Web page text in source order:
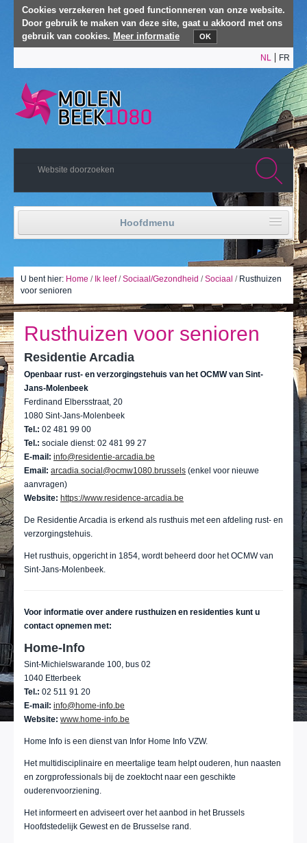
Cookies verzekeren het goed functionneren van onze website.
Door gebruik te maken van deze site, gaat u akkoord met ons
gebruik van cookies. Meer informatie OK
NL FR
Hoofdmenu
Politiek leven
Ik leef
Ik bezoek
Actualiteiten
E-loket / Afspraak maken
Actu
U bent hier: Home / Ik leef /Sociaal/Gezondheid /Sociaal / Rusthuizen
voor senioren
Rusthuizen voor senioren
Residentie Arcadia
Openbaar rust- en verzorgingstehuis van het OCMW van Sint-
Jans-Molenbeek
Ferdinand Elbersstraat, 20
1080 Sint-Jans-Molenbeek
Tel.: 02 481 99 00
Tel.: sociale dienst: 02 481 99 27
E-mail: info@residentie-arcadia.be
Email: arcadia.social@ocmw1080.brussels (enkel voor nieuwe
aanvragen)
Website: https://www.residence-arcadia.be
De Residentie Arcadia is erkend als rusthuis met een afdeling rust- en
verzorgingstehuis.
Het rusthuis, opgericht in 1854, wordt beheerd door het OCMW van
Sint-Jans-Molenbeek.
Voor informatie over andere rusthuizen en residenties kunt u
contact opnemen met:
Home-Info
Sint-Michielswarande 100, bus 02
1040 Etterbeek
Tel.: 02 511 91 20
E-mail: info@home-info.be
Website: www.home-info.be
Home Info is een dienst van Infor Home Info VZW.
Het multidisciplinaire en meertalige team helpt ouderen, hun naasten
en zorgprofessionals bij de zoektocht naar een geschikte
ouderenvoorziening.
Het informeert en adviseert over het aanbod in het Brussels
Hoofdstedelijk Gewest en de Brusselse rand.